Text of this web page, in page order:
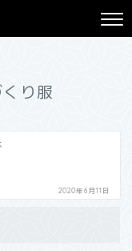
り服
2020年6月11日